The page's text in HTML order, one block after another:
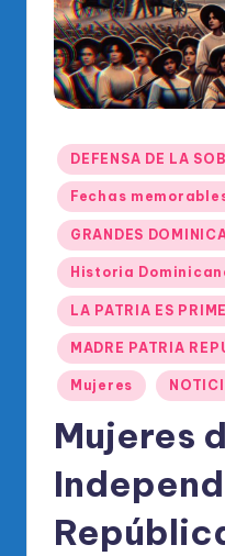
di
O
ci
al
el
Publicado
en
DEFENSA DE LA
Fechas
GRANDES
Historia
LA PATRIA ES
MADRE PATRIA
Mujeres
Mujeres